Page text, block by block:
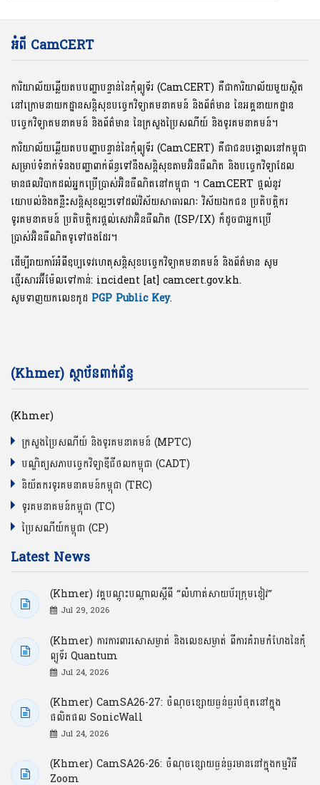
អំពី CamCERT
ការិយាល័យឆ្លើយតបបញ្ហាបន្ទាន់នៃកុំព្យូទ័រ (CamCERT) គឺជាការិយាល័យមួយស្ថិត
នៅក្រោមនាយកដ្ឋានសន្តិសុខបច្ចេកវិទ្យាគមនាគមន៍ និងព័ត៌មាន នៃអគ្គនាយកដ្ឋាន
បច្ចេកវិទ្យាគមនាគមន៍ និងព័ត៌មាន នៃក្រសួងប្រៃសណីយ៍ និងទូរគមនាគមន៍។
ការិយាល័យឆ្លើយតបបញ្ហាបន្ទាន់នៃកុំព្យូទ័រ (CamCERT) គឺជាជនបង្គោលនៅកម្ពុជា
សម្រាប់ទំនាក់ទំនងបញ្ហាពាក់ព័ន្ធទៅនឹងសន្តិសុខតាមអ៊ិនធឺណិត និងបច្ចេកវិទ្យាដែល
មានផលវិបាកដល់អ្នកប្រើប្រាស់អ៊ិនធឺណិតនៅកម្ពុជា ។ CamCERT ផ្តល់នូវ
យោបល់និងគន្លឹះសន្តិសុខល្អៗទៅដល់វិស័យសាធារណៈ វិស័យឯកជន ប្រតិបត្តិករ
ទូរគមនាគមន៍ ប្រតិបត្តិករផ្តល់សេវាអ៊ិនធឺណិត (ISP/IX) ក៏ដូចជាអ្នកប្រើ
ប្រាស់អ៊ិនធឺណិតទូទៅផងដែរ។
ដើម្បីរាយការ៍អំពីឧប្បទេវហេតុសន្តិសុខបច្ចេកវិទ្យាគមនាគមន៍ និងព័ត៌មាន សូម
ផ្ញើរសារអ៊ីម៉ែលទៅកាន់: incident [at] camcert.gov.kh.
សូមទាញយកលេខកូដ PGP Public Key.
(Khmer) ស្ថាប័នពាក់ព័ន្ធ
(Khmer)
ក្រសួងប្រៃសណីយ៍ និងទូរគមនាគមន៍ (MPTC)
បណ្ឌិត្យសភាបច្ចេកវិទ្យាឌីជីថលកម្ពុជា (CADT)
និយ័តករទូរគមនាគមន៍កម្ពុជា (TRC)
ទូរគមនាគមន៍កម្ពុជា (TC)
ប្រៃសណីយ៍កម្ពុជា (CP)
Latest News
(Khmer) វគ្គបណ្ដុះបណ្ដាលស្ដីពី “លំហាត់សាយប័រក្រុមខៀវ”
Jul 29, 2026
(Khmer) ការការពារសោសម្ងាត់ និងលេខសម្ងាត់ ពីការគំរាមកំហែងនៃកុំ
ព្យូទ័រ Quantum
Jul 24, 2026
(Khmer) CamSA26-27: ចំណុចខ្សោយធ្ងន់ធ្ងរបំផុតនៅក្នុង
ផលិតផល SonicWall
Jul 24, 2026
(Khmer) CamSA26-26: ចំណុចខ្សោយធ្ងន់ធ្ងរមាននៅក្នុងកម្មវិធី
Zoom